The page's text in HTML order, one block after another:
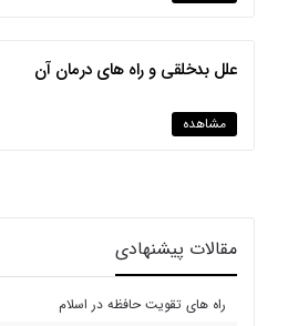
علل بدخلقی و راه های درمان آن
مشاهده
مقالات پیشنهادی
راه های تقویت حافظه در اسلام